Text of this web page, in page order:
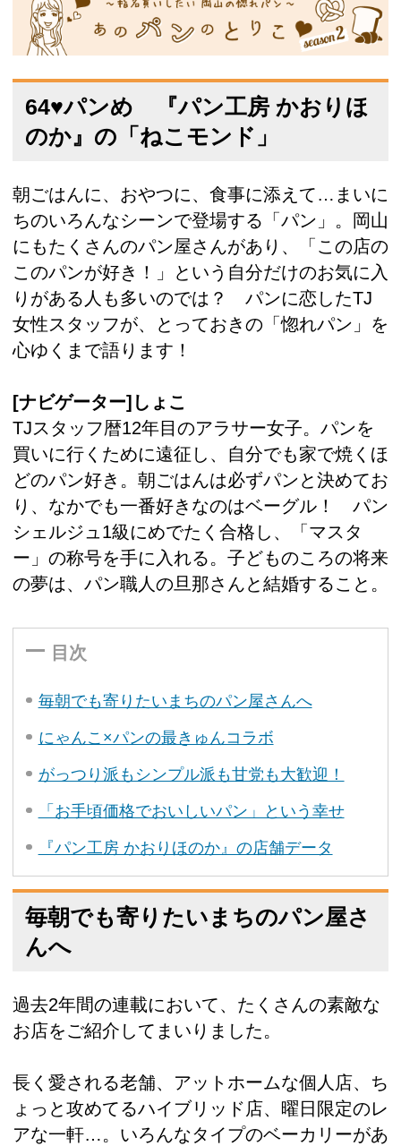
64♥パンめ 『パン工房 かおりほ
のか』の「ねこモンド」
朝ごはんに、おやつに、食事に添えて…まいに
ちのいろんなシーンで登場する「パン」。岡山
にもたくさんのパン屋さんがあり、「この店の
このパンが好き！」という自分だけのお気に入
りがある人も多いのでは？ パンに恋したTJ
女性スタッフが、とっておきの「惚れパン」を
心ゆくまで語ります！
[ナビゲーター]しょこ
TJスタッフ暦12年目のアラサー女子。パンを
買いに行くために遠征し、自分でも家で焼くほ
どのパン好き。朝ごはんは必ずパンと決めてお
り、なかでも一番好きなのはベーグル！ パン
シェルジュ1級にめでたく合格し、「マスタ
ー」の称号を手に入れる。子どものころの将来
の夢は、パン職人の旦那さんと結婚すること。
目次
毎朝でも寄りたいまちのパン屋さんへ
にゃんこ×パンの最きゅんコラボ
がっつり派もシンプル派も甘党も大歓迎！
「お手頃価格でおいしいパン」という幸せ
『パン工房 かおりほのか』の店舗データ
毎朝でも寄りたいまちのパン屋さ
んへ
過去2年間の連載において、たくさんの素敵な
お店をご紹介してまいりました。
長く愛される老舗、アットホームな個人店、ち
ょっと攻めてるハイブリッド店、曜日限定のレ
アな一軒…。いろんなタイプのベーカリーがあ